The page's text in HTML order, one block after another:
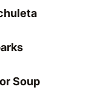
Soup